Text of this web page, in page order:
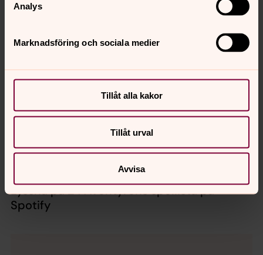
Analys
Marknadsföring och sociala medier
Tillåt alla kakor
Tillåt urval
Avvisa
Mer om Jonas Persson
Engagera dig som konfirmandledare
konfirmandledare. Du får utbildning.
domkyrka.
Lyssna på 24 Äventyrens spellista på
Spotify